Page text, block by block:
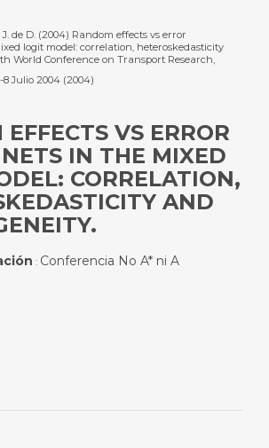
de D. (2004) Random effects vs error
logit model: correlation, heteroskedasticity
World Conference on Transport Research,
Julio 2004 (2004)
VS ERROR
IN THE MIXED
CORRELATION,
AND
: Conferencia No A* ni A